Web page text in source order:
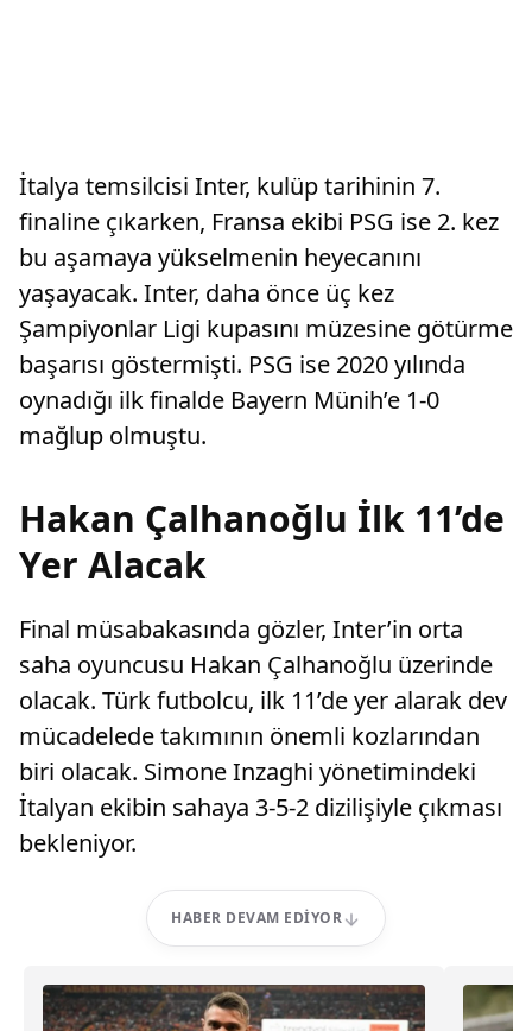
İtalya temsilcisi Inter, kulüp tarihinin 7.
finaline çıkarken, Fransa ekibi PSG ise 2. kez
bu aşamaya yükselmenin heyecanını
yaşayacak. Inter, daha önce üç kez
Şampiyonlar Ligi kupasını müzesine götürme
başarısı göstermişti. PSG ise 2020 yılında
oynadığı ilk finalde Bayern Münih’e 1-0
mağlup olmuştu.
Hakan Çalhanoğlu İlk 11’de
Yer Alacak
Final müsabakasında gözler, Inter’in orta
saha oyuncusu Hakan Çalhanoğlu üzerinde
olacak. Türk futbolcu, ilk 11’de yer alarak dev
mücadelede takımının önemli kozlarından
biri olacak. Simone Inzaghi yönetimindeki
İtalyan ekibin sahaya 3-5-2 dizilişiyle çıkması
bekleniyor.
HABER DEVAM EDIYOR